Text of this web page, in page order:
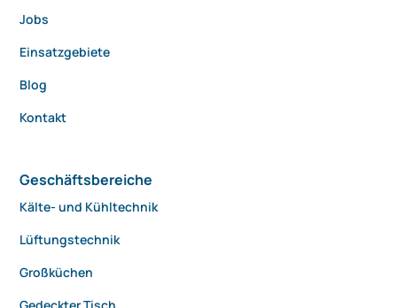
Jobs
Einsatzgebiete
Blog
Kontakt
Geschäftsbereiche
Kälte- und Kühltechnik
Lüftungstechnik
Großküchen